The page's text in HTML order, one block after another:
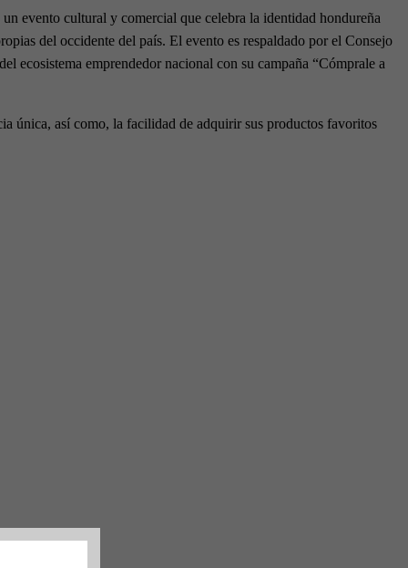
evento cultural y comercial que celebra la identidad hondureña
del occidente del país. El evento es respaldado por el Consejo
ecosistema emprendedor nacional con su campaña “Cómprale a
única, así como, la facilidad de adquirir sus productos favoritos